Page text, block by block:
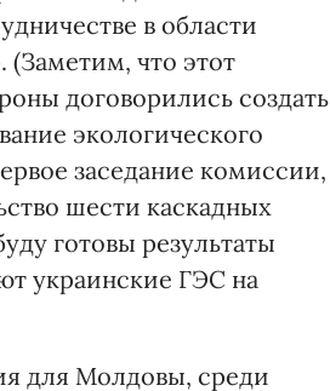
в области
(Заметим, что этот
договорились создать
экологического
заседание комиссии,
шести каскадных
готовы результаты
украинские ГЭС на
для Молдовы, среди